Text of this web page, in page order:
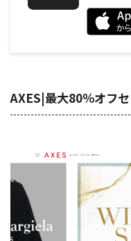
AXES|最大80％オフ